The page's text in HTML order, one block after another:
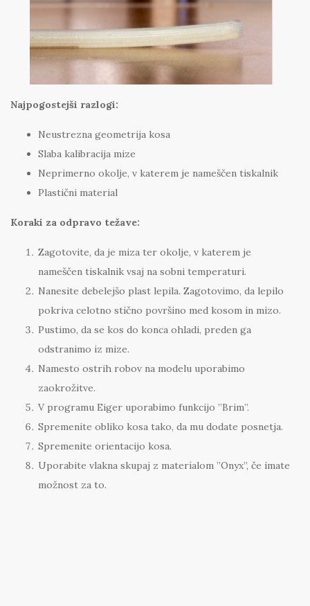
Najpogostejši razlogi:
Neustrezna geometrija kosa
Slaba kalibracija mize
Neprimerno okolje, v katerem je nameščen tiskalnik
Plastični material
Koraki za odpravo težave:
Zagotovite, da je miza ter okolje, v katerem je
nameščen tiskalnik vsaj na sobni temperaturi.
Nanesite debelejšo plast lepila. Zagotovimo, da lepilo
pokriva celotno stično površino med kosom in mizo.
Pustimo, da se kos do konca ohladi, preden ga
odstranimo iz mize.
Namesto ostrih robov na modelu uporabimo
zaokrožitve.
V programu Eiger uporabimo funkcijo ”Brim”.
Spremenite obliko kosa tako, da mu dodate posnetja.
Spremenite orientacijo kosa.
Uporabite vlakna skupaj z materialom ”Onyx”, če imate
možnost za to.